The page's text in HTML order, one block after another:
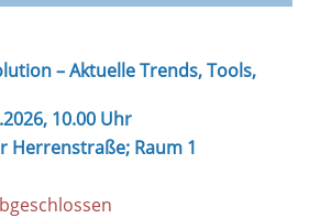
– Aktuelle Trends, Tools,
10.00 Uhr
Herrenstraße; Raum 1